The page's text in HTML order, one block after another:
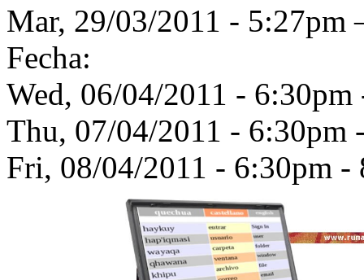
Mar, 29/03/2011 -
Fecha:
Wed, 06/04/2011 - 6:30pm
Thu, 07/04/2011 - 6:30pm
Fri, 08/04/2011 - 6:30pm -